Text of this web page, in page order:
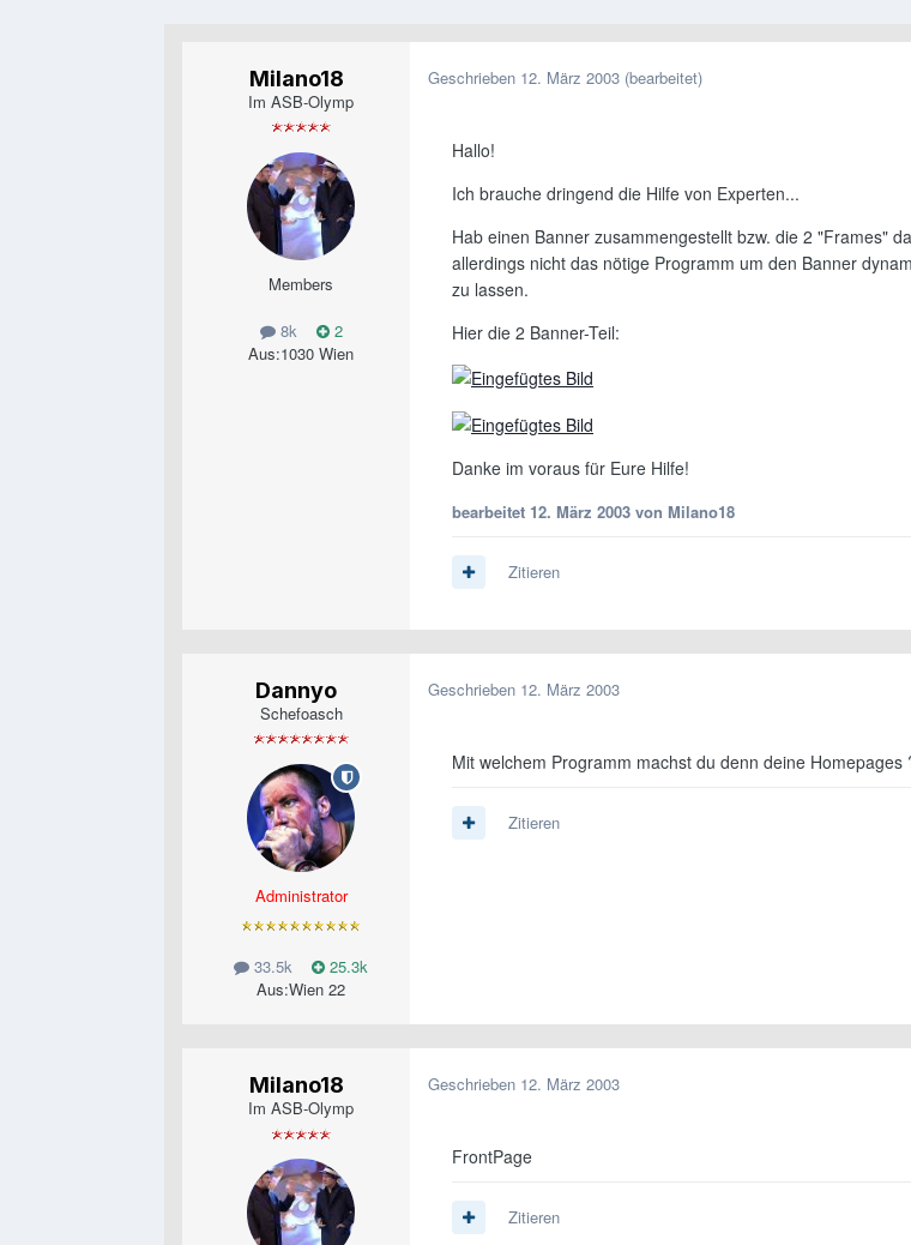
Milano18
Im ASB-Olymp
Members
8k
2
Aus:1030 Wien
Geschrieben 12. März 2003 (bearbeitet)
Hallo!
Ich brauche dringend die Hilfe von Experten...
Hab einen Banner zusammengestellt bzw. die 2 "Frames"
allerdings nicht das nötige Programm um den Banner
zu lassen.
Hier die 2 Banner-Teil:
Danke im voraus für Eure Hilfe!
bearbeitet 12. März 2003 von Milano18
Zitieren
Dannyo
Schefoasch
Administrator
33.5k
25.3k
Aus:Wien 22
Geschrieben 12. März 2003
Mit welchem Programm machst du denn deine Homepages
Zitieren
Milano18
Im ASB-Olymp
Geschrieben 12. März 2003
FrontPage
Zitieren